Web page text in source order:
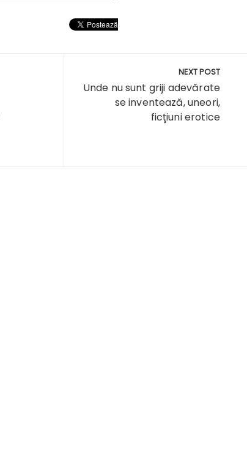
NEXT POST
Unde nu sunt griji adevărate
se inventează, uneori,
ficţiuni erotice